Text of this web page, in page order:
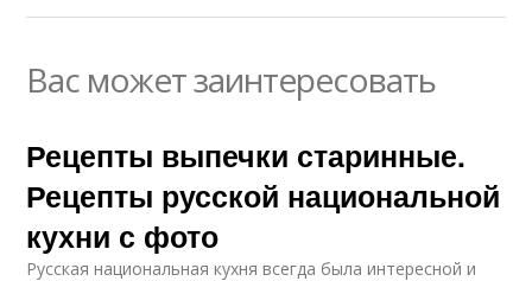
Вас может заинтересовать
Рецепты выпечки старинные.
Рецепты русской национальной
кухни с фото
Русская национальная кухня всегда была интересной и